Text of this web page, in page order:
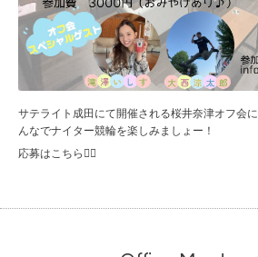
サテライト成田にて開催される桜井奈津オフ会
んなでナイター競輪を楽しみましょー！
応募はこちら💁‍♀️